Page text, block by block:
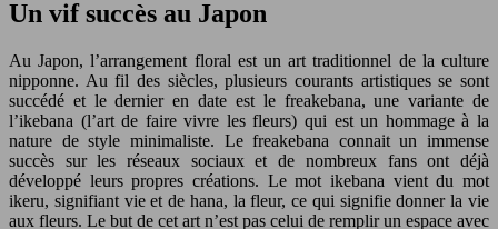
Un vif succès au Japon
Au Japon, l’arrangement floral est un art traditionnel de la culture
nipponne. Au fil des siècles, plusieurs courants artistiques se sont
succédé et le dernier en date est le freakebana, une variante de
l’ikebana (l’art de faire vivre les fleurs) qui est un hommage à la
nature de style minimaliste. Le freakebana connait un immense
succès sur les réseaux sociaux et de nombreux fans ont déjà
développé leurs propres créations. Le mot ikebana vient du mot
ikeru, signifiant vie et de hana, la fleur, ce qui signifie donner la vie
aux fleurs. Le but de cet art n’est pas celui de remplir un espace avec